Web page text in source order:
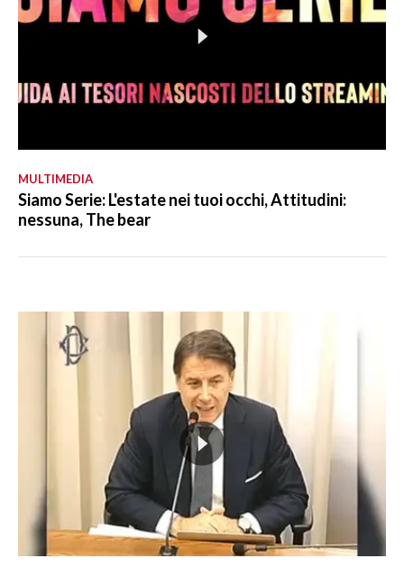
MULTIMEDIA
Siamo Serie: L'estate nei tuoi occhi, Attitudini:
nessuna, The bear